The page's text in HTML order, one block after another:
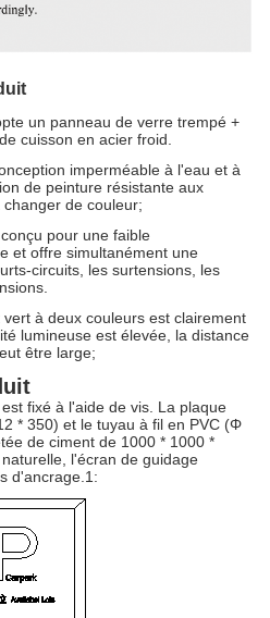
un panneau de verre trempé +
cuisson en acier froid.
imperméable à l'eau et à
de peinture résistante aux
de couleur;
pour une faible
et offre simultanément une
circuits, les surtensions, les
à deux couleurs est clairement
lumineuse est élevée, la distance
être large;
fixé à l'aide de vis. La plaque
* 350) et le tuyau à fil en PVC (Φ
de ciment de 1000 * 1000 *
l'écran de guidage
d'ancrage.1: